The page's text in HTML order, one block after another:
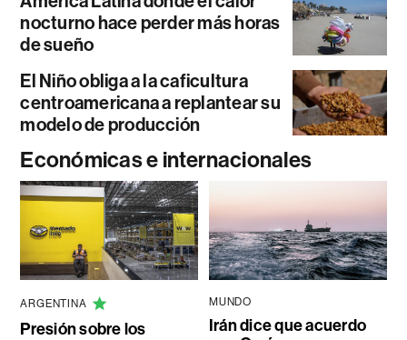
nocturno hace perder más horas
de sueño
El Niño obliga a la caficultura
centroamericana a replantear su
modelo de producción
Económicas e internacionales
ARGENTINA
Presión sobre los
MUNDO
Irán dice que acuerdo